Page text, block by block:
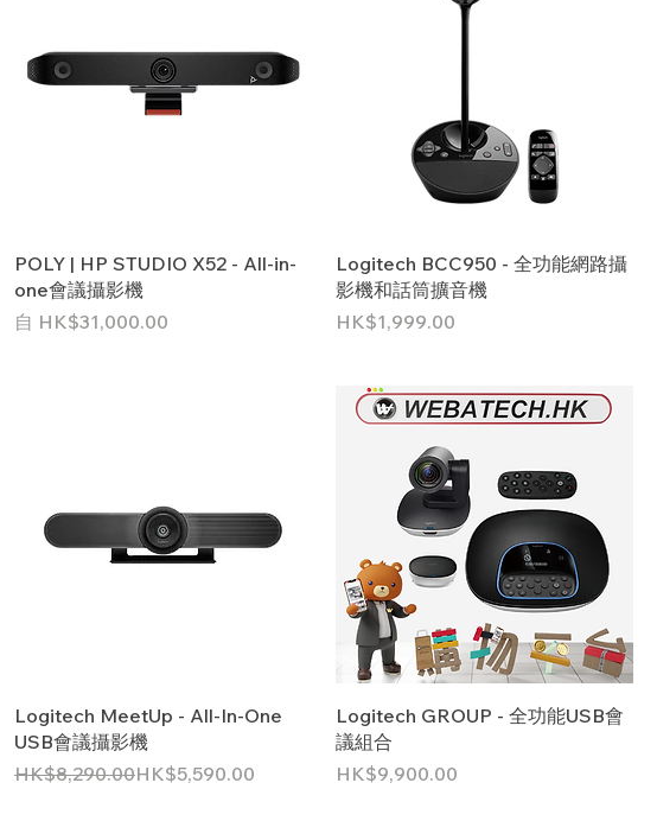
POLY | HP STUDIO X52 - All-in-
one會議攝影機
自 HK$31,000.00
促銷價格
Logitech BCC950 - 全功能網路攝
影機和話筒擴音機
價格
HK$1,999.00
Logitech MeetUp - All-In-One
USB會議攝影機
一般價格
HK$8,290.00
促銷價格 HK$5,590.00
Logitech GROUP - 全功能USB會
議組合
價格
HK$9,900.00